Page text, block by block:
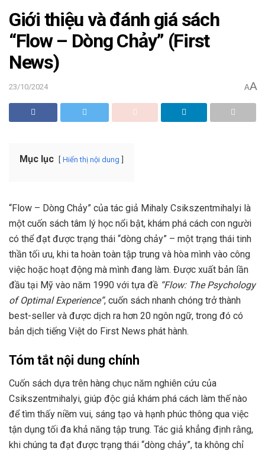
Giới thiệu và đánh giá sách
“Flow – Dòng Chảy” (First
News)
23/10/2024 AA
Mục lục Hiển thị nội dung
“Flow – Dòng Chảy” của tác giả Mihaly Csikszentmihalyi là
một cuốn sách tâm lý học nổi bật, khám phá cách con người
có thể đạt được trạng thái “dòng chảy” – một trạng thái tinh
thần tối ưu, khi ta hoàn toàn tập trung và hòa mình vào công
việc hoặc hoạt động mà mình đang làm. Được xuất bản lần
đầu tại Mỹ vào năm 1990 với tựa đề “Flow: The Psychology
of Optimal Experience”, cuốn sách nhanh chóng trở thành
best-seller và được dịch ra hơn 20 ngôn ngữ, trong đó có
bản dịch tiếng Việt do First News phát hành.
Tóm tắt nội dung chính
Cuốn sách dựa trên hàng chục năm nghiên cứu của
Csikszentmihalyi, giúp độc giả khám phá cách làm thế nào
để tìm thấy niềm vui, sáng tạo và hạnh phúc thông qua việc
tận dụng tối đa khả năng tập trung. Tác giả khẳng định rằng,
khi chúng ta đạt được trạng thái “dòng chảy”, ta không chỉ